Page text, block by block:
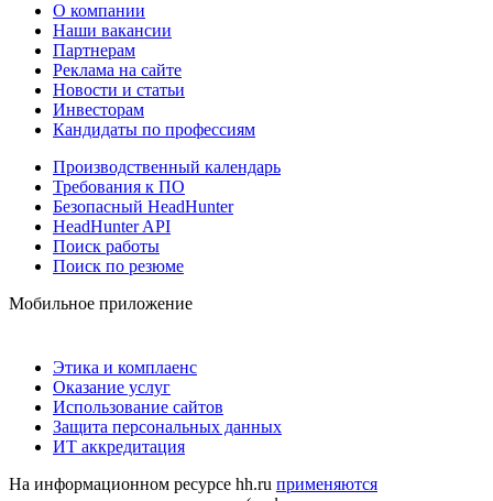
О компании
Наши вакансии
Партнерам
Реклама на сайте
Новости и статьи
Инвесторам
Кандидаты по профессиям
Производственный календарь
Требования к ПО
Безопасный HeadHunter
HeadHunter API
Поиск работы
Поиск по резюме
Мобильное приложение
Этика и комплаенс
Оказание услуг
Использование сайтов
Защита персональных данных
ИТ аккредитация
На информационном ресурсе hh.ru применяются